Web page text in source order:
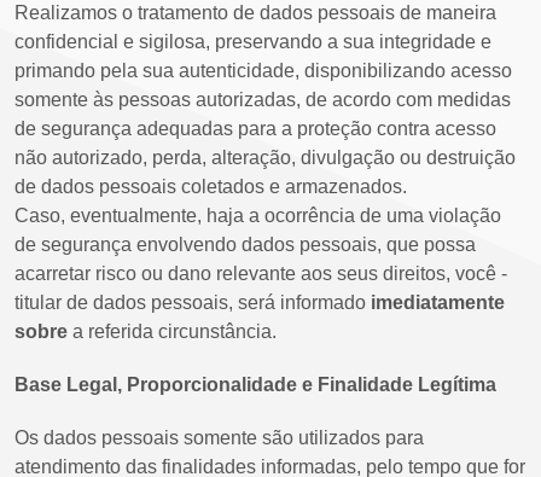
Realizamos o tratamento de dados pessoais de maneira
confidencial e sigilosa, preservando a sua integridade e
primando pela sua autenticidade, disponibilizando acesso
somente às pessoas autorizadas, de acordo com medidas
de segurança adequadas para a proteção contra acesso
não autorizado, perda, alteração, divulgação ou destruição
de dados pessoais coletados e armazenados.
Caso, eventualmente, haja a ocorrência de uma violação
de segurança envolvendo dados pessoais, que possa
acarretar risco ou dano relevante aos seus direitos, você -
titular de dados pessoais, será informado imediatamente
sobre a referida circunstância.
Base Legal, Proporcionalidade e Finalidade Legítima
Os dados pessoais somente são utilizados para
atendimento das finalidades informadas, pelo tempo que for